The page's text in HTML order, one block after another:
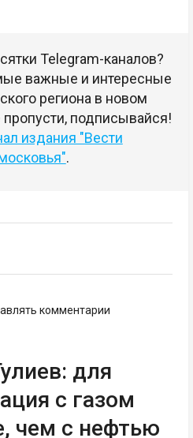
Telegram-каналов?
важные и интересные
региона в новом
подписывайся!
издания "Вести
.
комментарии
для
с газом
чем с нефтью